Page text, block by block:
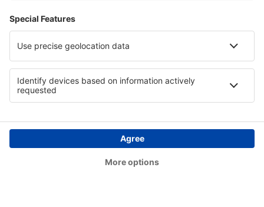
Sites internacionais
eSky.com eDestinos.com